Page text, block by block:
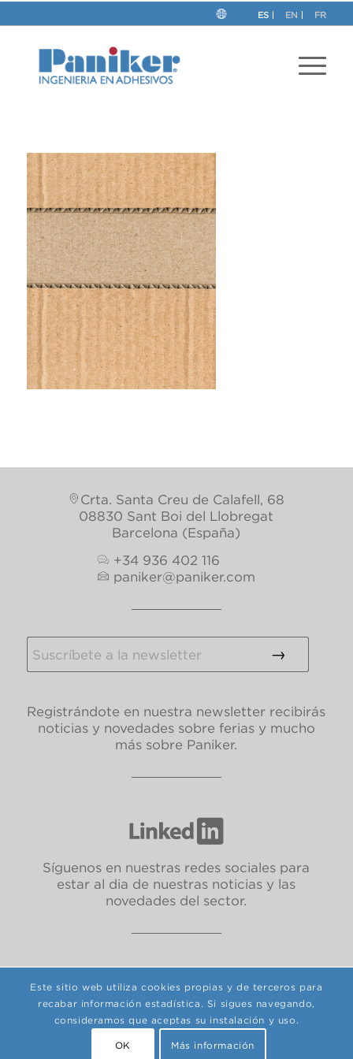
ES EN FR
Crta. Santa Creu de Calafell, 68
08830 Sant Boi del Llobregat
Barcelona (España)
+34 936 402 116
paniker@paniker.com
Registrándote en nuestra newsletter recibirás
noticias y novedades sobre ferias y mucho
más sobre Paniker.
Síguenos en nuestras redes sociales para
estar al dia de nuestras noticias y las
novedades del sector.
© Copyright Paniker S.L.U. 2025.
Política de privacidad|Política de cookies|Política de calidad y medio
ambiente|Aviso legal
Este sitio web utiliza cookies propias y de terceros para
recabar información estadística. Si sigues navegando,
consideramos que aceptas su instalación y uso.
OK Más información